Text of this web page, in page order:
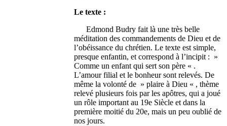
Le texte :
Edmond Budry fait là une très belle
méditation des commandements de Dieu et de
l’obéissance du chrétien. Le texte est simple,
presque enfantin, et correspond à l’incipit : »
Comme un enfant qui sert son père « .
L’amour filial et le bonheur sont relevés. De
même la volonté de » plaire à Dieu « , thème
relevé plusieurs fois par les apôtres, qui a joué
un rôle important au 19e Siècle et dans la
première moitié du 20e, mais un peu oublié de
nos jours.